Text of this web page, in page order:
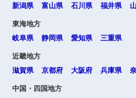
新潟県
富山県 石川県 福井県
東海地方
岐阜県
静岡県 愛知県 三重県
近畿地方
滋賀県
京都府 大阪府 兵庫県
中国・四国地方